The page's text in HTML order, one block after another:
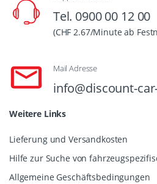
Tel. 0900 00 12 00
(CHF 2.67/Minute ab
Mail Adresse
info@discount-
Weitere Links
Lieferung und Versandkosten
Hilfe zur Suche von
Allgemeine Geschäftsbedingungen